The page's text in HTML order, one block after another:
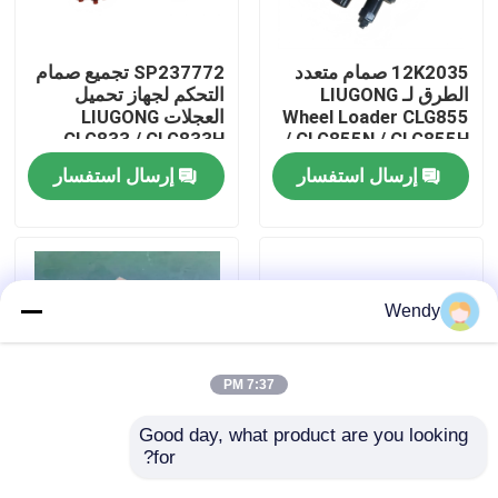
معلومات عنا
جولة في المعمل
رقابة جودة
اتصل بنا
أخبار
12K2035 صمام متعدد
الطرق لـ LIUGONG
Wheel Loader CLG855
/ CLG855N / CLG855H
CLG856 / CLG856H
CLG50CN / CLG50C
إرسال استفسار
SP237772 تجميع صمام
التحكم لجهاز تحميل
العجلات LIUGONG
CLG833 / CLG833H
CLG835 / CLG835H
CLG836 / CLG836H
ZL30E / ZL30F
إرسال استفسار
41A0876 التروس
Wendy
7:37 PM
Good day, what product are you looking
for?